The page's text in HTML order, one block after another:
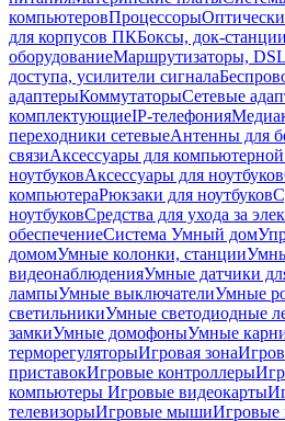
компьютеровПроцессоры
для корпусов ПКБоксы, док-
оборудованиеМаршрутизаторы,
доступа, усилители сигнала
адаптерыКоммутаторыСетевые
комплектующиеIP-телефония
переходники сетевыеАнтенны для
связиАксессуары для
ноутбуковАксессуары для ноутбуков
компьютераРюкзаки для ноутбуков
ноутбуковСредства для ухода за
обеспечениеСистема Умный дом
домомУмные колонки, станции
видеонаблюденияУмные датчики
лампыУмные выключателиУмные
светильникиУмные светодиодные
замкиУмные домофоныУмные
терморегуляторыИгровая зона
приставокИгровые контроллеры
компьютеры Игровые видеокарты
телевизорыИгровые мышиИгровые